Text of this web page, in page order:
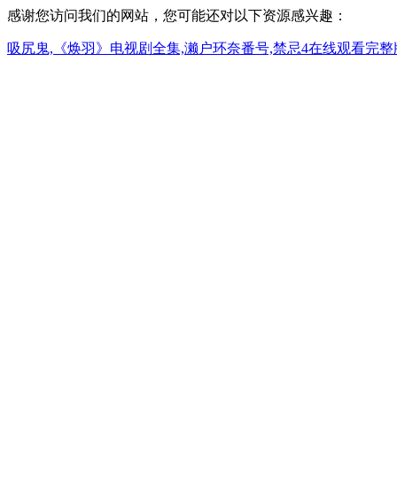
感谢您访问我们的网站，您可能还对以下资源感兴趣：
吸尻鬼,《焕羽》电视剧全集,濑户环奈番号,禁忌4在线观看完